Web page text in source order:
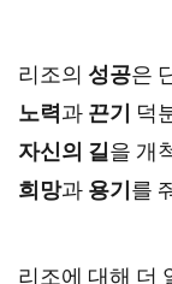
리조의 성공은
노력과 끈기 덕
자신의 길 을 개
희망과 용기 를
리조에 대해 더